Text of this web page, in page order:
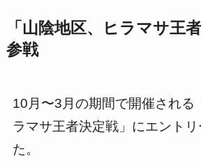
「山陰地区、ヒラマサ王
参戦
10月〜3月の期間で開催される
ラマサ王者決定戦」にエント
た。